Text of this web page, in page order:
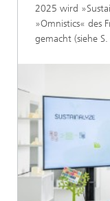
2025 wird
»Omnistics« des
gemacht (siehe